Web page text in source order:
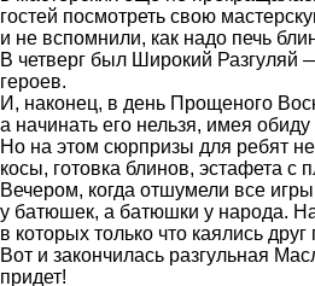
гостей посмотреть свою
и не вспомнили, как надо печь
В четверг был Широкий Разгуляй
героев.
И, наконец, в день Прощеного
а начинать его нельзя, имея
Но на этом сюрпризы для ребят
косы, готовка блинов, эстафета
Вечером, когда отшумели все
у батюшек, а батюшки у народа. На
в которых только что каялись
Вот и закончилась разгульная
придет!